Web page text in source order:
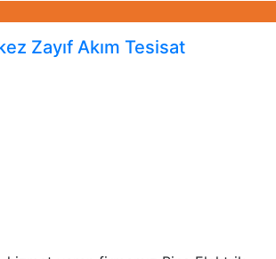
Zayıf Akım Tesisat